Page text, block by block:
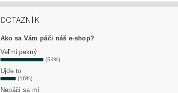
DOTAZNÍK
Ako sa Vám páči náš e-shop?
Veľmi pekný
(54%)
Ujde to
(18%)
Nepáči sa mi